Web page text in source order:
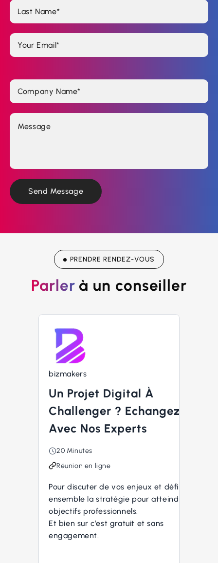
PRENDRE RENDEZ-VOUS
Parler à un conseiller
bizmakers
Un Projet Digital À
Challenger ? Echangez
Avec Nos Experts
20 Minutes
Réunion en ligne
Pour discuter de vos enjeux et définir
ensemble la stratégie pour atteindre vos
objectifs professionnels.
Et bien sur c’est gratuit et sans
engagement.